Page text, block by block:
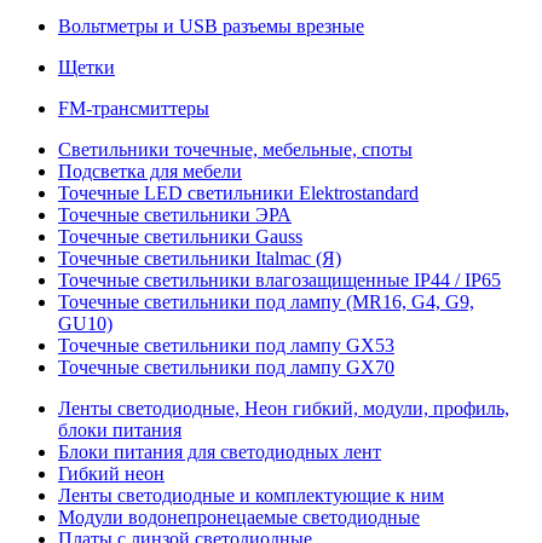
Вольтметры и USB разъемы врезные
Щетки
FM-трансмиттеры
Светильники точечные, мебельные, споты
Подсветка для мебели
Точечные LED светильники Elektrostandard
Точечные светильники ЭРА
Точечные светильники Gauss
Точечные светильники Italmac (Я)
Точечные светильники влагозащищенные IP44 / IP65
Точечные светильники под лампу (MR16, G4, G9,
GU10)
Точечные светильники под лампу GX53
Точечные светильники под лампу GX70
Ленты светодиодные, Неон гибкий, модули, профиль,
блоки питания
Блоки питания для светодиодных лент
Гибкий неон
Ленты светодиодные и комплектующие к ним
Модули водонепронецаемые светодиодные
Платы с линзой светодиодные